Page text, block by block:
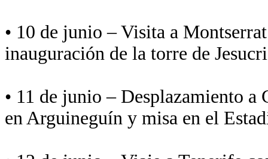
• 10 de junio – Visita a
inauguración de la torre de
• 11 de junio – Desplazamiento
en Arguineguín y misa en el